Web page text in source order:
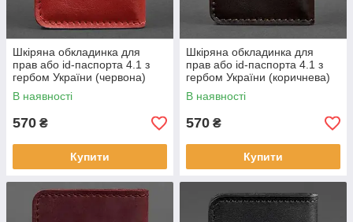
Шкіряна обкладинка для
прав або id-паспорта 4.1 з
гербом України (червона)
В наявності
570 ₴
Купити
Шкіряна обкладинка для
прав або id-паспорта 4.1 з
гербом України (коричнева)
В наявності
570 ₴
Купити